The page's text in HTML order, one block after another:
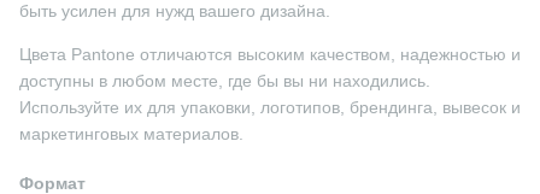
быть усилен для нужд вашего дизайна.
Цвета Pantone отличаются высоким качеством, надежностью и
доступны в любом месте, где бы вы ни находились.
Используйте их для упаковки, логотипов, брендинга, вывесок и
маркетинговых материалов.
Формат